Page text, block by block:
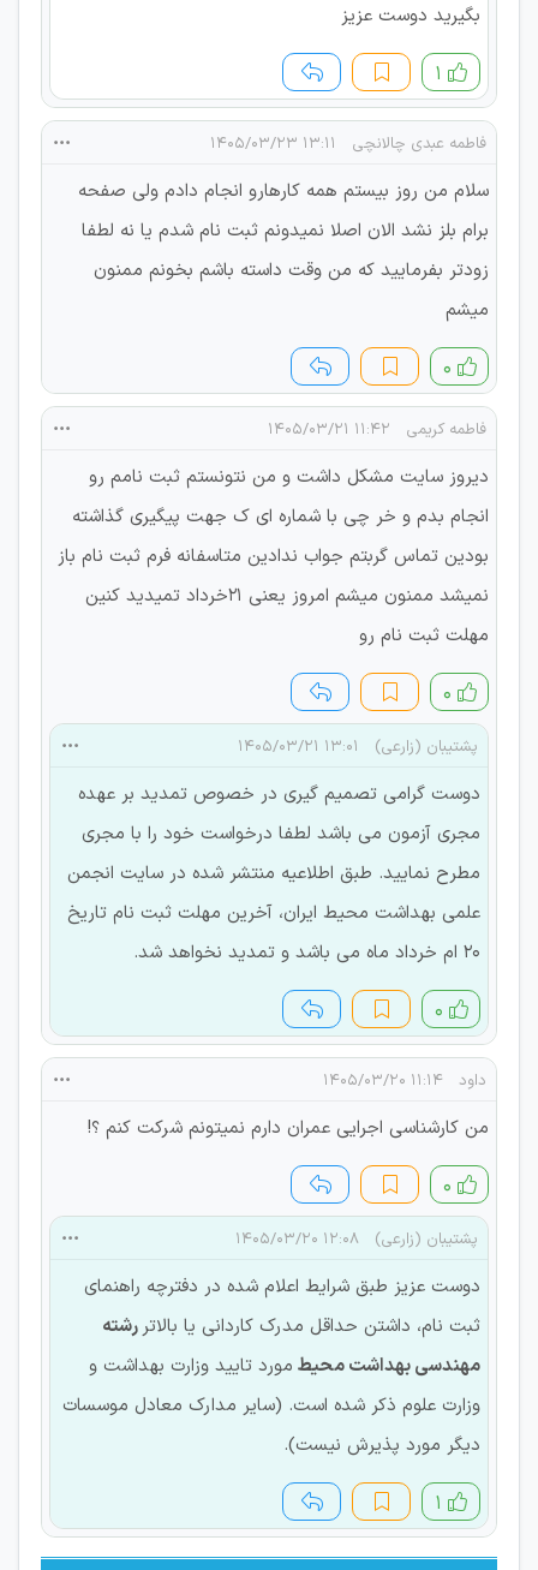
بگیرید دوست عزیز
۱
فاطمه عبدی چالانچی ۱۳:۱۱ ۱۴۰۵/۰۳/۲۳
سلام من روز بیستم همه کارهارو انجام دادم ولی صفحه
برام بلز نشد الان اصلا نمیدونم ثبت نام شدم یا نه لطفا
زودتر بفرمایید که من وقت داسته باشم بخونم ممنون
میشم
۰
فاطمه کریمی ۱۱:۴۲ ۱۴۰۵/۰۳/۲۱
دیروز سایت مشکل داشت و من نتونستم ثبت نامم رو
انجام بدم و خر چی با شماره ای ک جهت پیگیری گذاشته
بودین تماس گربتم جواب ندادین متاسفانه فرم ثبت نام باز
نمیشد ممنون میشم امروز یعنی ۲۱خرداد تمیدید کنین
مهلت ثبت نام رو
۰
پشتیبان (زارعی) ۱۳:۰۱ ۱۴۰۵/۰۳/۲۱
دوست گرامی تصمیم گیری در خصوص تمدید بر عهده
مجری آزمون می باشد لطفا درخواست خود را با مجری
مطرح نمایید. طبق اطلاعیه منتشر شده در سایت انجمن
علمی بهداشت محیط ایران، آخرین مهلت ثبت نام تاریخ
20 ام خرداد ماه می باشد و تمدید نخواهد شد.
۰
داود ۱۱:۱۴ ۱۴۰۵/۰۳/۲۰
من کارشناسی اجرایی عمران دارم نمیتونم شرکت کنم ؟!
۰
پشتیبان (زارعی) ۱۲:۰۸ ۱۴۰۵/۰۳/۲۰
دوست عزیز طبق شرایط اعلام شده در دفترچه راهنمای
ثبت نام، داشتن حداقل مدرك كاردانی يا بالاتررشته
مهندسی بهداشت محیط مورد تاييد وزارت بهداشت و
وزارت علوم ذکر شده است. (ساير مدارك معادل موسسات
ديگر مورد پذيرش نيست).
۱